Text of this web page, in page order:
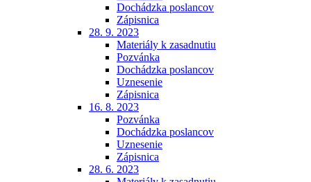
Dochádzka poslancov
Zápisnica
28. 9. 2023
Materiály k zasadnutiu
Pozvánka
Dochádzka poslancov
Uznesenie
Zápisnica
16. 8. 2023
Pozvánka
Dochádzka poslancov
Uznesenie
Zápisnica
28. 6. 2023